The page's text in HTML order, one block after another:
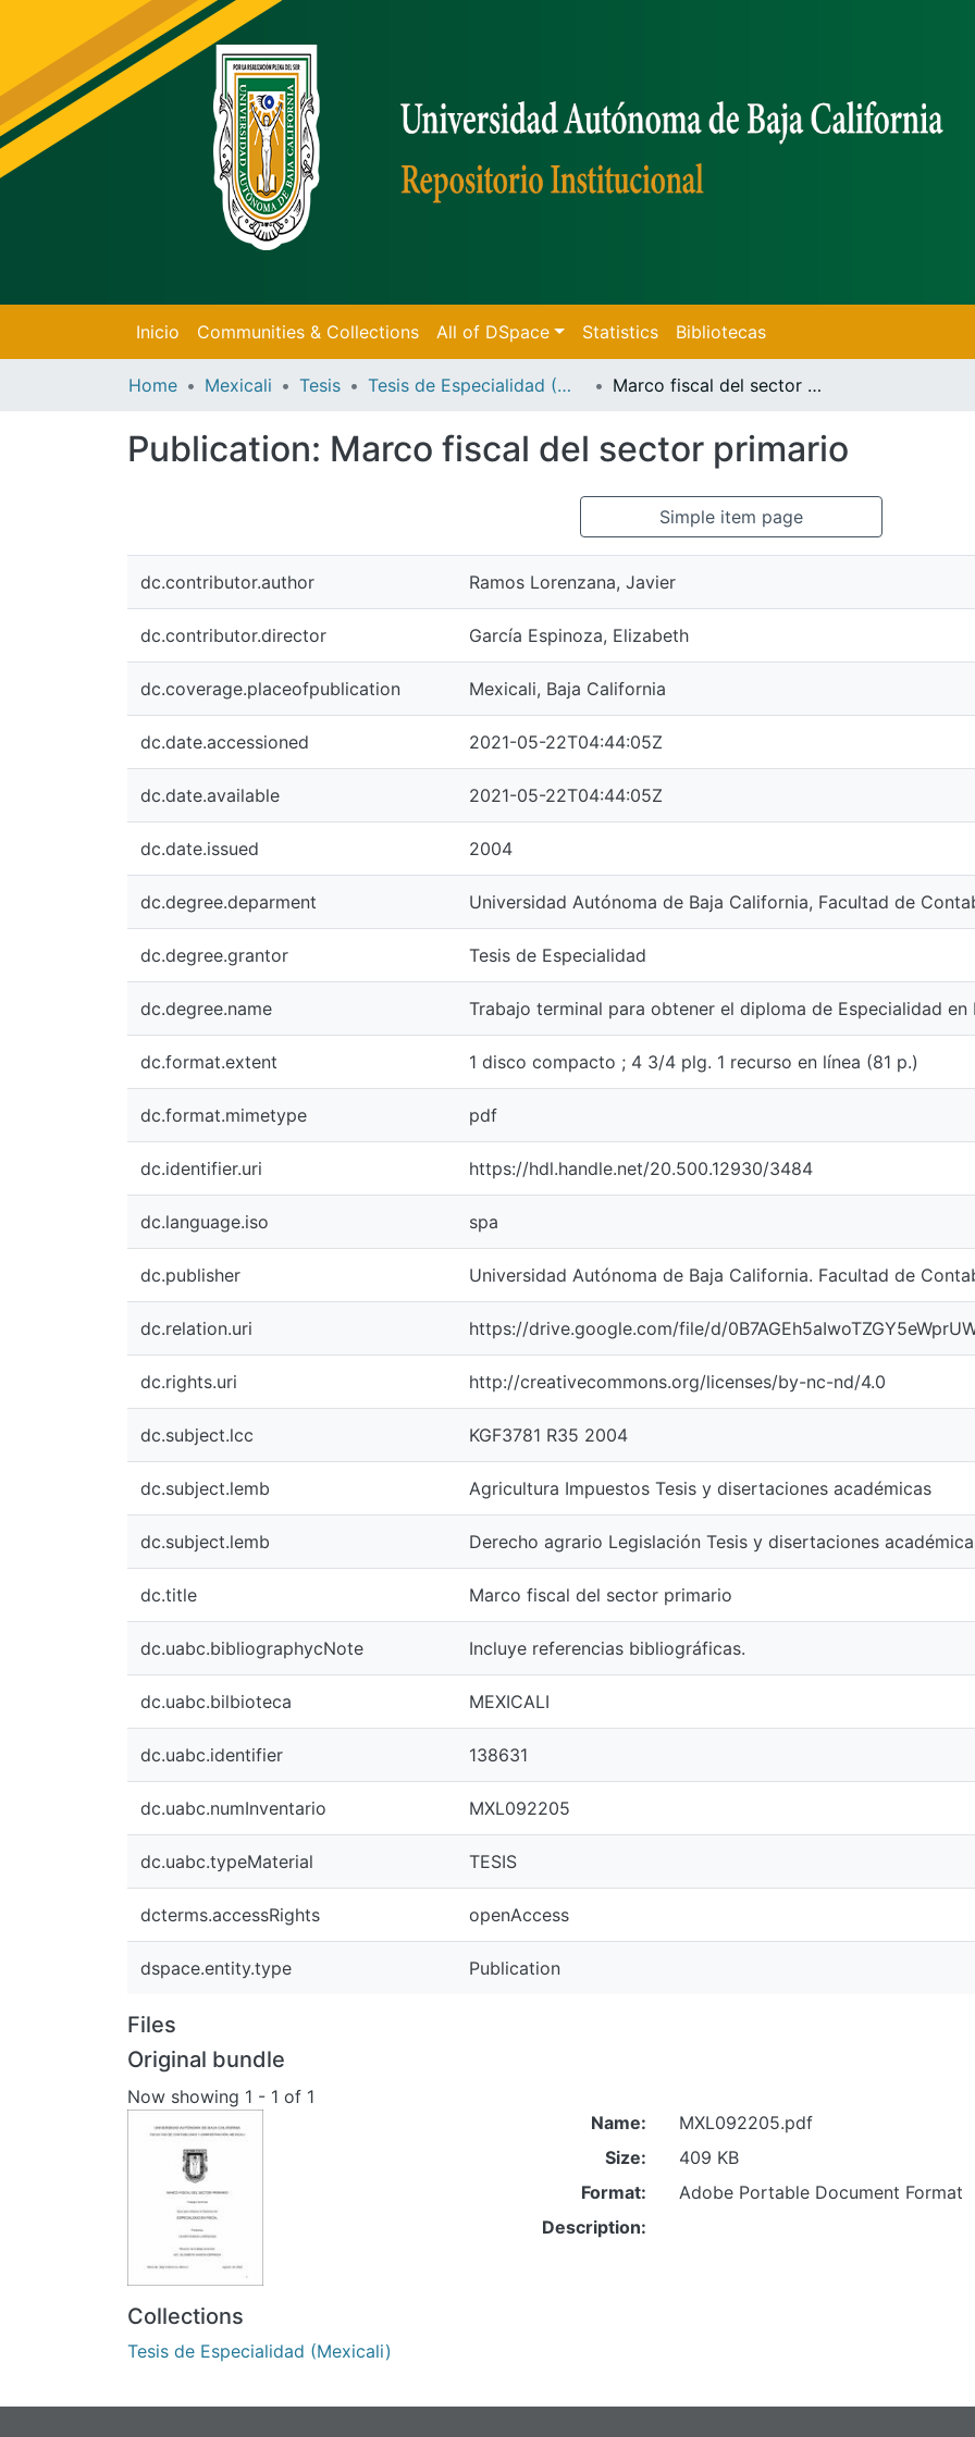
Inicio Communities & Collections All of DSpace Statistics Bibliotecas
Home Mexicali Tesis Tesis de Especialidad (Mexicali) Marco fiscal del sector primario
Publication: Marco fiscal del sector primario
Simple item page
dc.contributor.author Ramos Lorenzana, Javier
dc.contributor.director García Espinoza, Elizabeth
dc.coverage.placeofpublication Mexicali, Baja California
dc.date.accessioned 2021-05-22T04:44:05Z
dc.date.available 2021-05-22T04:44:05Z
dc.date.issued 2004
dc.degree.deparment Universidad Autónoma de Baja California, Facultad de
dc.degree.grantor Tesis de Especialidad
dc.degree.name Trabajo terminal para obtener el diploma de Especialidad en
dc.format.extent 1 disco compacto ; 4 3/4 plg. 1 recurso en línea (81 p.)
dc.format.mimetype pdf
dc.identifier.uri https://hdl.handle.net/20.500.12930/3484
dc.language.iso spa
dc.publisher Universidad Autónoma de Baja California. Facultad de
dc.relation.uri https://drive.google.com/file/d/
dc.rights.uri http://creativecommons.org/licenses/by-nc-nd/4.0
dc.subject.lcc KGF3781 R35 2004
dc.subject.lemb Agricultura Impuestos Tesis y disertaciones académicas
dc.subject.lemb Derecho agrario Legislación Tesis y disertaciones
dc.title Marco fiscal del sector primario
dc.uabc.bibliographycNote Incluye referencias bibliográficas.
dc.uabc.bilbioteca MEXICALI
dc.uabc.identifier 138631
dc.uabc.numInventario MXL092205
dc.uabc.typeMaterial TESIS
dcterms.accessRights openAccess
dspace.entity.type Publication
Files
Original bundle
Now showing 1 - 1 of 1
Name:
MXL092205.pdf
Size:
409 KB
Format:
Adobe Portable Document Format
Description:
Collections
Tesis de Especialidad (Mexicali)